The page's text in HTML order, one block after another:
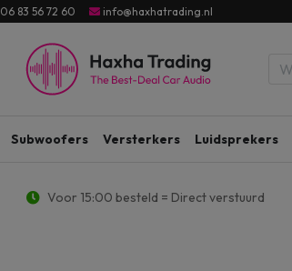
06 83 56 72 60 info@haxhatrading.nl
Subwoofers Versterkers Luidsprekers
Voor 15:00 besteld = Direct verstuurd